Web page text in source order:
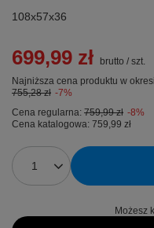
108x57x36
699,99 zł brutto / szt.
Najniższa cena produktu w
755,28 zł -7%
Cena regularna: 759,99 zł -8%
Cena katalogowa: 759,99 zł
Możesz